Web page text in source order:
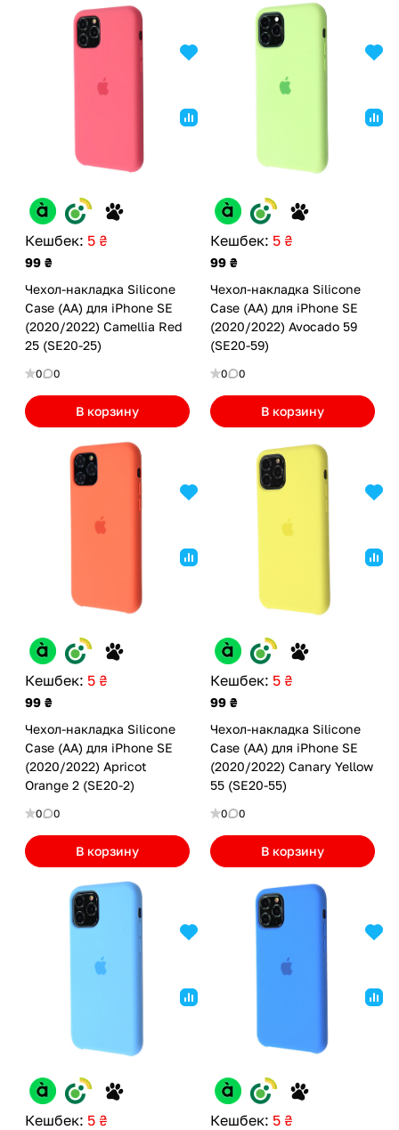
Кешбек: 5 ₴
99 ₴
Чехол-накладка Silicone
Case (AA) для iPhone SE
(2020/2022) Camellia Red
25 (SE20-25)
0 0
В корзину
Кешбек: 5 ₴
99 ₴
Чехол-накладка Silicone
Case (AA) для iPhone SE
(2020/2022) Avocado 59
(SE20-59)
0 0
В корзину
Кешбек: 5 ₴
99 ₴
Чехол-накладка Silicone
Case (AA) для iPhone SE
(2020/2022) Apricot
Orange 2 (SE20-2)
0 0
В корзину
Кешбек: 5 ₴
99 ₴
Чехол-накладка Silicone
Case (AA) для iPhone SE
(2020/2022) Canary Yellow
55 (SE20-55)
0 0
В корзину
Кешбек: 5 ₴ Кешбек: 5 ₴